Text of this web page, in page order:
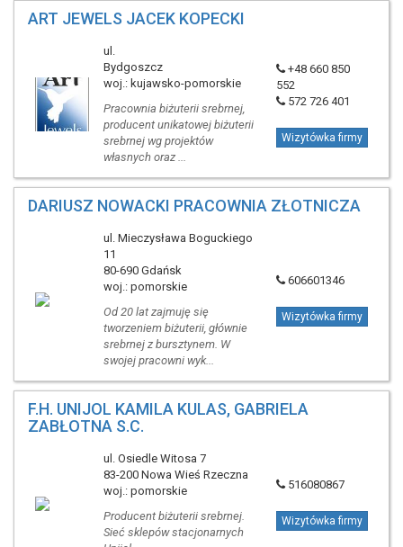
ART JEWELS JACEK KOPECKI
ul.
Bydgoszcz
woj.: kujawsko-pomorskie
Pracownia biżuterii srebrnej,
producent unikatowej biżuterii
srebrnej wg projektów
własnych oraz ...
+48 660 850
552
572 726 401
Wizytówka firmy
DARIUSZ NOWACKI PRACOWNIA ZŁOTNICZA
ul. Mieczysława Boguckiego
11
80-690 Gdańsk
woj.: pomorskie
Od 20 lat zajmuję się
tworzeniem biżuterii, głównie
srebrnej z bursztynem. W
swojej pracowni wyk...
606601346
Wizytówka firmy
F.H. UNIJOL KAMILA KULAS, GABRIELA
ZABŁOTNA S.C.
ul. Osiedle Witosa 7
83-200 Nowa Wieś Rzeczna
woj.: pomorskie
Producent biżuterii srebrnej.
Sieć sklepów stacjonarnych
516080867
Wizytówka firmy